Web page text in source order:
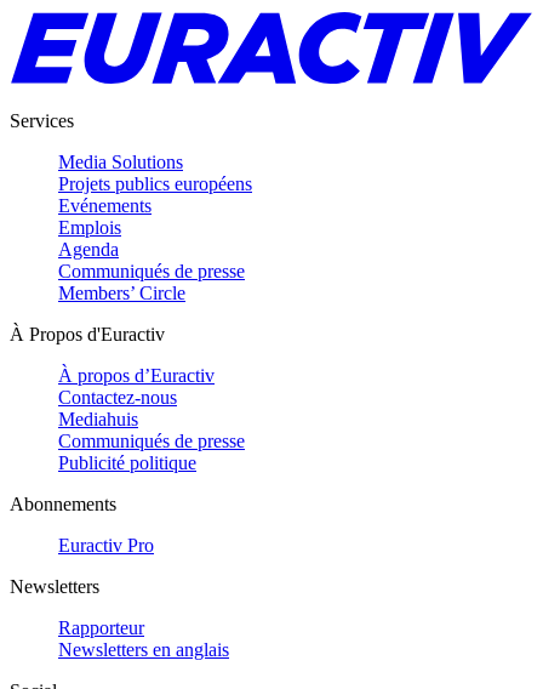
Services
Media Solutions
Projets publics européens
Evénements
Emplois
Agenda
Communiqués de presse
Members’ Circle
À Propos d'Euractiv
À propos d’Euractiv
Contactez-nous
Mediahuis
Communiqués de presse
Publicité politique
Abonnements
Euractiv Pro
Newsletters
Rapporteur
Newsletters en anglais